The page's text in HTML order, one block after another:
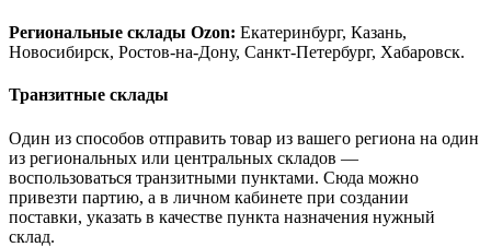
Региональные склады Ozon: Екатеринбург, Казань,
Новосибирск, Ростов-на-Дону, Санкт-Петербург, Хабаровск.
Транзитные склады
Один из способов отправить товар из вашего региона на один
из региональных или центральных складов —
воспользоваться транзитными пунктами. Сюда можно
привезти партию, а в личном кабинете при создании
поставки, указать в качестве пункта назначения нужный
склад.